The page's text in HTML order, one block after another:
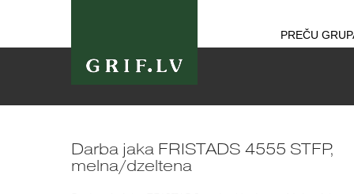
PREČU
Darba jaka FRISTADS 4555 STFP,
melna/dzeltena